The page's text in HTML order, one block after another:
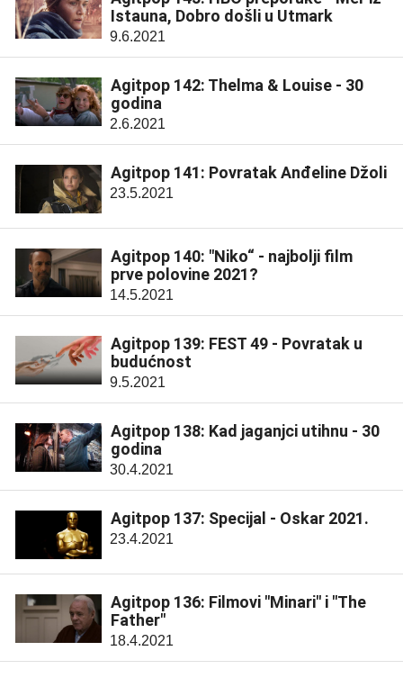
Istauna, Dobro došli u Utmark
9.6.2021
Agitpop 142: Thelma & Louise - 30
godina
2.6.2021
Agitpop 141: Povratak Anđeline Džoli
23.5.2021
Agitpop 140: "Niko“ - najbolji film
prve polovine 2021?
14.5.2021
Agitpop 139: FEST 49 - Povratak u
budućnost
9.5.2021
Agitpop 138: Kad jaganjci utihnu - 30
godina
30.4.2021
Agitpop 137: Specijal - Oskar 2021.
23.4.2021
Agitpop 136: Filmovi "Minari" i "The
Father"
18.4.2021